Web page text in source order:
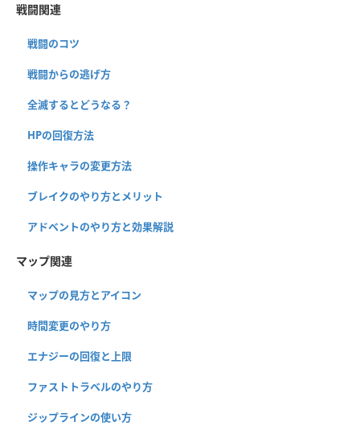
戦闘関連
戦闘のコツ
戦闘からの逃げ方
全滅するとどうなる？
HPの回復方法
操作キャラの変更方法
ブレイクのやり方とメリット
アドベントのやり方と効果解説
マップ関連
マップの見方とアイコン
時間変更のやり方
エナジーの回復と上限
ファストトラベルのやり方
ジップラインの使い方